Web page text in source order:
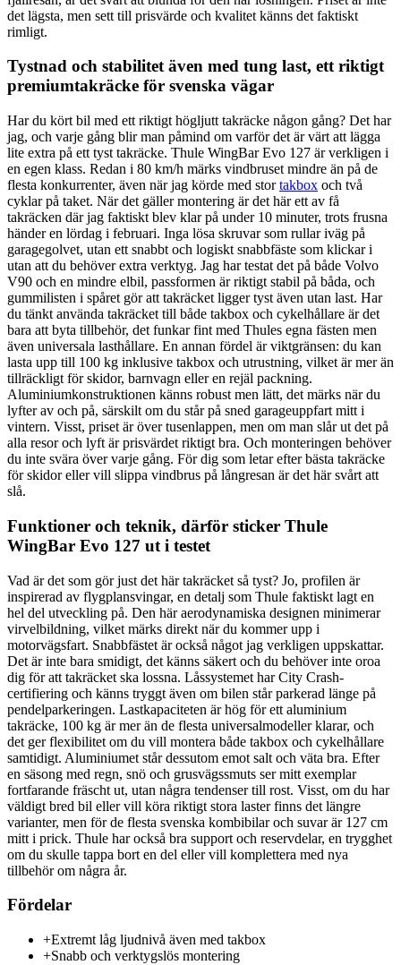
det lägsta, men sett till prisvärde och kvalitet känns det faktiskt
rimligt.
Tystnad och stabilitet även med tung last, ett riktigt
premiumtakräcke för svenska vägar
Har du kört bil med ett riktigt högljutt takräcke någon gång? Det har
jag, och varje gång blir man påmind om varför det är värt att lägga
lite extra på ett tyst takräcke. Thule WingBar Evo 127 är verkligen i
en egen klass. Redan i 80 km/h märks vindbruset mindre än på de
flesta konkurrenter, även när jag körde med stortakbox och två
cyklar på taket. När det gäller montering är det här ett av få
takräcken där jag faktiskt blev klar på under 10 minuter, trots frusna
händer en lördag i februari. Inga lösa skruvar som rullar iväg på
garagegolvet, utan ett snabbt och logiskt snabbfäste som klickar i
utan att du behöver extra verktyg. Jag har testat det på både Volvo
V90 och en mindre elbil, passformen är riktigt stabil på båda, och
gummilisten i spåret gör att takräcket ligger tyst även utan last. Har
du tänkt använda takräcket till både takbox och cykelhållare är det
bara att byta tillbehör, det funkar fint med Thules egna fästen men
även universala lasthållare. En annan fördel är viktgränsen: du kan
lasta upp till 100 kg inklusive takbox och utrustning, vilket är mer än
tillräckligt för skidor, barnvagn eller en rejäl packning.
Aluminiumkonstruktionen känns robust men lätt, det märks när du
lyfter av och på, särskilt om du står på sned garageuppfart mitt i
vintern. Visst, priset är över tusenlappen, men om man slår ut det på
alla resor och lyft är prisvärdet riktigt bra. Och monteringen behöver
du inte svära över varje gång. För dig som letar efter bästa takräcke
för skidor eller vill slippa vindbrus på långresan är det här svårt att
slå.
Funktioner och teknik, därför sticker Thule
WingBar Evo 127 ut i testet
Vad är det som gör just det här takräcket så tyst? Jo, profilen är
inspirerad av flygplansvingar, en detalj som Thule faktiskt lagt en
hel del utveckling på. Den här aerodynamiska designen minimerar
virvelbildning, vilket märks direkt när du kommer upp i
motorvägsfart. Snabbfästet är också något jag verkligen uppskattar.
Det är inte bara smidigt, det känns säkert och du behöver inte oroa
dig för att takräcket ska lossna. Låssystemet har City Crash-
certifiering och känns tryggt även om bilen står parkerad länge på
pendelparkeringen. Lastkapaciteten är hög för ett aluminium
takräcke, 100 kg är mer än de flesta universalmodeller klarar, och
det ger flexibilitet om du vill montera både takbox och cykelhållare
samtidigt. Aluminiumet står dessutom emot salt och väta bra. Efter
en säsong med regn, snö och grusvägssmuts ser mitt exemplar
fortfarande fräscht ut, utan några tendenser till rost. Visst, om du har
väldigt bred bil eller vill köra riktigt stora laster finns det längre
varianter, men för de flesta svenska kombibilar och suvar är 127 cm
mitt i prick. Thule har också bra support och reservdelar, en trygghet
om du skulle tappa bort en del eller vill komplettera med nya
tillbehör om några år.
Fördelar
+Extremt låg ljudnivå även med takbox
+Snabb och verktygslös montering